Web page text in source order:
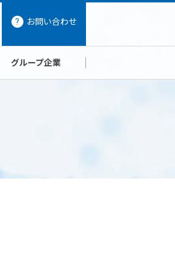
お問い合わせ
グループ企業